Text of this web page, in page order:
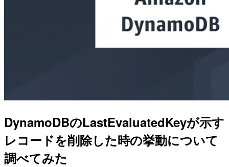
DynamoDBのLastEvaluatedKeyが示す
レコードを削除した時の挙動について
調べてみた